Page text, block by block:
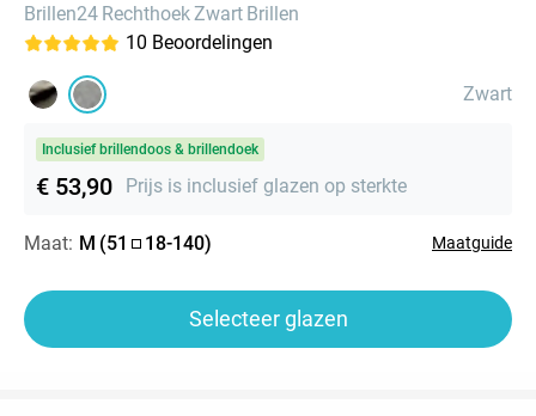
Brillen24 RechthoekZwart Brillen
10 Beoordelingen
Zwart
Inclusief brillendoos & brillendoek
€ 53,90 Prijs is inclusief glazen op sterkte
Maat: M (51 18-140) Maatguide
Selecteer glazen